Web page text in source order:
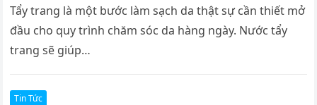
Tẩy trang là một bước làm sạch da thật sự cần thiết mở
đầu cho quy trình chăm sóc da hàng ngày. Nước tẩy
trang sẽ giúp…
Tin Tức